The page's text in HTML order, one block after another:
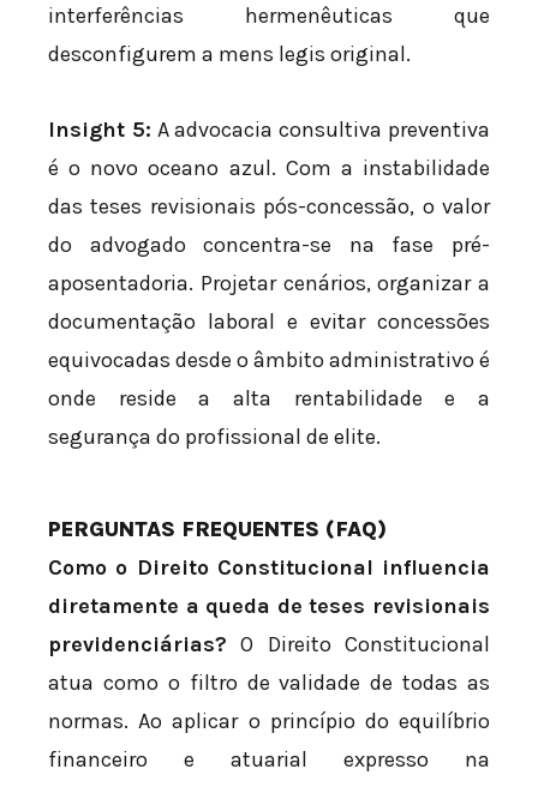
interferências hermenêuticas que
desconfigurem a mens legis original.
Insight 5: A advocacia consultiva preventiva
é o novo oceano azul. Com a instabilidade
das teses revisionais pós-concessão, o valor
do advogado concentra-se na fase pré-
aposentadoria. Projetar cenários, organizar a
documentação laboral e evitar concessões
equivocadas desde o âmbito administrativo é
onde reside a alta rentabilidade e a
segurança do profissional de elite.
PERGUNTAS FREQUENTES (FAQ)
Como o Direito Constitucional influencia
diretamente a queda de teses revisionais
previdenciárias? O Direito Constitucional
atua como o filtro de validade de todas as
normas. Ao aplicar o princípio do equilíbrio
financeiro e atuarial expresso na